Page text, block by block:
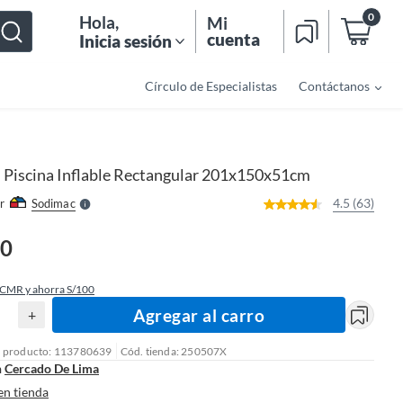
Hola,
Inicia sesión
Mi
cuenta
0
Círculo de Especialistas Contáctanos
Piscina Inflable Rectangular 201x150x51cm
SodimacS
l
l
4.5 (63)
y ahorra S/100
+ Agregar al carro
producto: 113780639 Cód. tienda: 250507X
Cercado De Lima
tienda